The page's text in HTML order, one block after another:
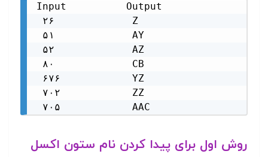
Input          Output
۲۶             Z
۵۱             AY
۵۲             AZ
۸۰             CB
۶۷۶            YZ
۷۰۲            ZZ
۷۰۵            AAC
روش اول برای پیدا کردن نام ستون اکسل